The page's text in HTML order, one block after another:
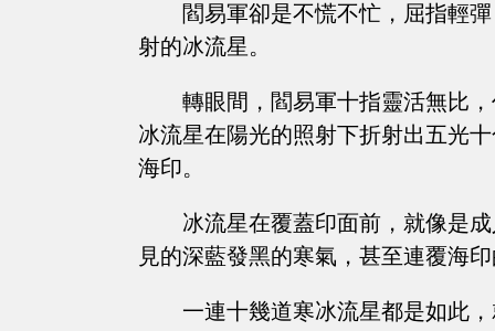
閻易軍卻是不慌不忙，屈指輕
射的冰流星。
轉眼間，閻易軍十指靈活無比
冰流星在陽光的照射下折射出五光
海印。
冰流星在覆蓋印面前，就像是
見的深藍發黑的寒氣，甚至連覆海
一連十幾道寒冰流星都是如此